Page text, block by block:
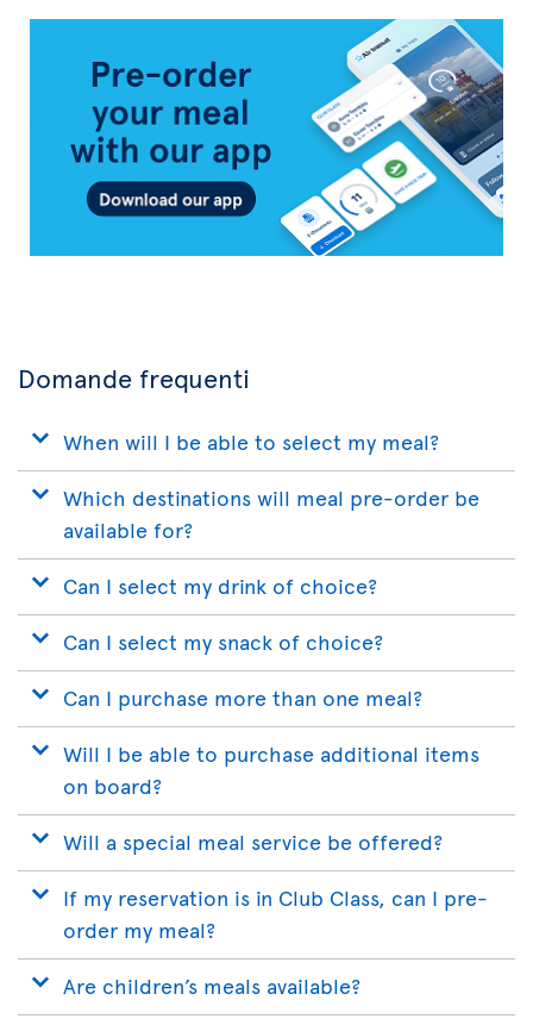
Transat
Domande frequenti
When will I be able to select my meal?
Which destinations will meal pre-order be
available for?
Can I select my drink of choice?
Can I select my snack of choice?
Can I purchase more than one meal?
Will I be able to purchase additional items
on board?
Will a special meal service be offered?
If my reservation is in Club Class, can I pre-
order my meal?
Are children’s meals available?